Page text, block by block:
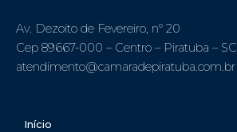
Av. Dezoito de Fevereiro, nº 20
Cep 89667-000 – Centro – Piratuba – SC
atendimento@camaradepiratuba.com.br
Início